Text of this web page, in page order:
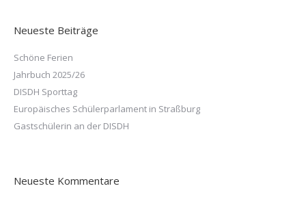
Neueste Beiträge
Schöne Ferien
Jahrbuch 2025/26
DISDH Sporttag
Europäisches Schülerparlament in Straßburg
Gastschülerin an der DISDH
Neueste Kommentare